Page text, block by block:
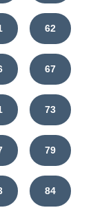
62
67
73
79
84